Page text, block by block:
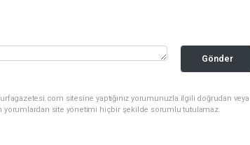
Gönder
sitesine yaptığınız yorumunuzla ilgili doğrudan veya
yorumlardan site yönetimi hiçbir şekilde sorumlu tutulamaz.